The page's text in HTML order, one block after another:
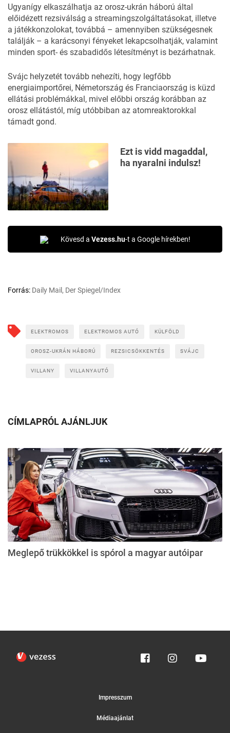
Ugyanígy elkaszálhatja az orosz-ukrán háború által
előidézett rezsiválság a streamingszolgáltatásokat, illetve
a játékkonzolokat, továbbá – amennyiben szükségesnek
találják – a karácsonyi fényeket lekapcsolhatják, valamint
minden sport- és szabadidős létesítményt is bezárhatnak.
Svájc helyzetét tovább nehezíti, hogy legfőbb
energiaimportőrei, Németország és Franciaország is küzd
ellátási problémákkal, mivel előbbi ország korábban az
orosz ellátástól, míg utóbbiban az atomreaktorokkal
támadt gond.
Ezt is vidd magaddal,
ha nyaralni indulsz!
Kövesd a Vezess.hu-t a Google hírekben!
Forrás: Daily Mail, Der Spiegel/Index
ELEKTROMOS ELEKTROMOS AUTÓ KÜLFÖLD
OROSZ-UKRÁN HÁBORÚ REZSICSÖKKENTÉS SVÁJC
VILLANY VILLANYAUTÓ
CÍMLAPRÓL AJÁNLJUK
Meglepő trükkökkel is spórol a magyar autóipar
Impresszum
Médiaajánlat